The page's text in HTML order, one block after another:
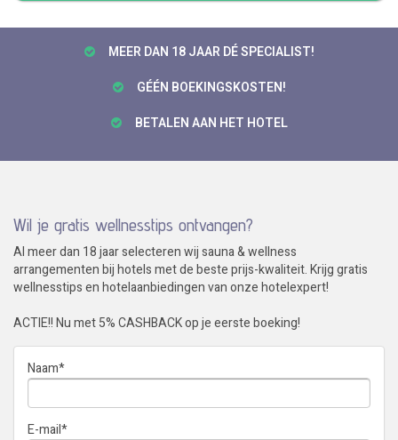
MEER DAN 18 JAAR DÉ SPECIALIST!
GÉÉN BOEKINGSKOSTEN!
BETALEN AAN HET HOTEL
Wil je gratis wellnesstips ontvangen?
Al meer dan 18 jaar selecteren wij sauna & wellness
arrangementen bij hotels met de beste prijs-kwaliteit. Krijg gratis
wellnesstips en hotelaanbiedingen van onze hotelexpert!
ACTIE!! Nu met 5% CASHBACK op je eerste boeking!
Naam*
E-mail*